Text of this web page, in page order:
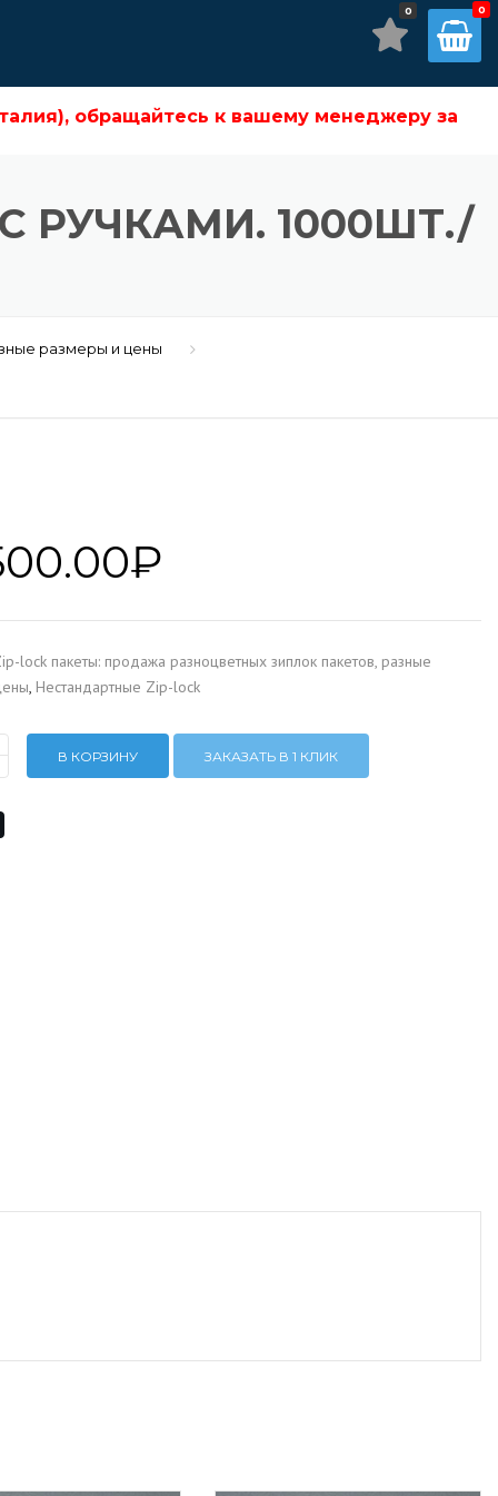
0
обращайтесь к вашему менеджеру за
к вашему менеджеру за подробностями!
РУЧКАМИ. 1000ШТ./
размеры и цены
₽
lock пакеты: продажа разноцветных зиплок пакетов, разные
, Нестандартные Zip-lock
В КОРЗИНУ ЗАКАЗАТЬ В 1 КЛИК